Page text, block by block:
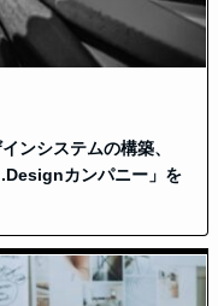
ンシステムの構築、
カンパニー」を